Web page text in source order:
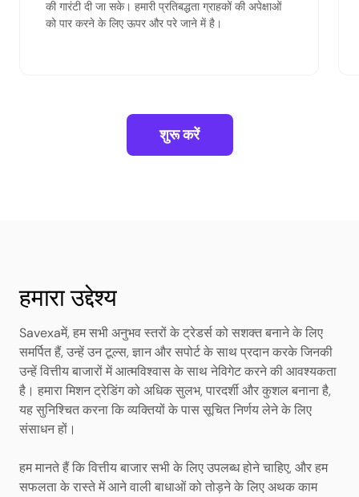
की गारंटी दी जा सके। हमारी प्रतिबद्धता ग्राहकों की अपेक्षाओं
को पार करने के लिए ऊपर और परे जाने में है।
शुरू करें
हमारा उद्देश्य
Savexaमें, हम सभी अनुभव स्तरों के ट्रेडर्स को सशक्त बनाने के लिए
समर्पित हैं, उन्हें उन टूल्स, ज्ञान और सपोर्ट के साथ प्रदान करके जिनकी
उन्हें वित्तीय बाजारों में आत्मविश्वास के साथ नेविगेट करने की आवश्यकता
है। हमारा मिशन ट्रेडिंग को अधिक सुलभ, पारदर्शी और कुशल बनाना है,
यह सुनिश्चित करना कि व्यक्तियों के पास सूचित निर्णय लेने के लिए
संसाधन हों।
हम मानते हैं कि वित्तीय बाजार सभी के लिए उपलब्ध होने चाहिए, और हम
सफलता के रास्ते में आने वाली बाधाओं को तोड़ने के लिए अथक काम